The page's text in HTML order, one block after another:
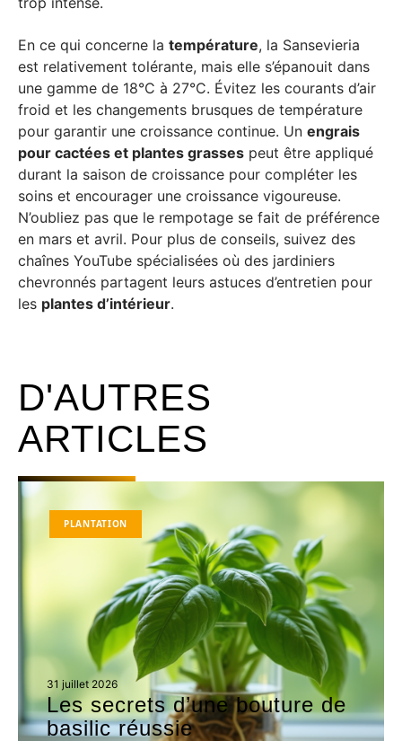
En ce qui concerne la température, la Sansevieria
est relativement tolérante, mais elle s’épanouit dans
une gamme de 18°C à 27°C. Évitez les courants d’air
froid et les changements brusques de température
pour garantir une croissance continue. Un engrais
pour cactées et plantes grasses peut être appliqué
durant la saison de croissance pour compléter les
soins et encourager une croissance vigoureuse.
N’oubliez pas que le rempotage se fait de préférence
en mars et avril. Pour plus de conseils, suivez des
chaînes YouTube spécialisées où des jardiniers
chevronnés partagent leurs astuces d’entretien pour
les plantes d’intérieur.
D'AUTRES
ARTICLES
PLANTATION
31 juillet 2026
Les secrets d’une bouture de
basilic réussie